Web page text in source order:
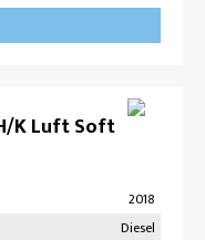
K Luft Soft
2018
Diesel